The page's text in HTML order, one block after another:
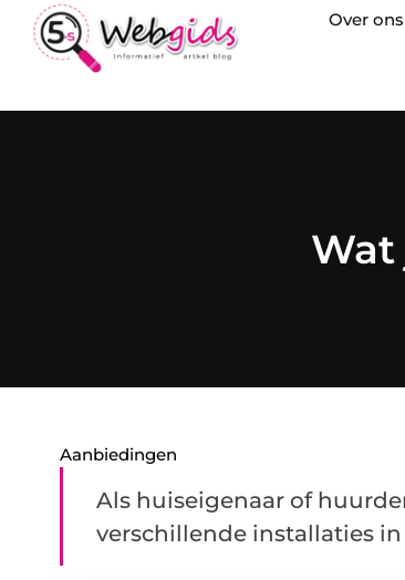
Over ons
Aanbiedingen
Als huiseigenaar of
verschillende installaties